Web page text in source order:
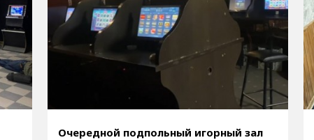
Очередной подпольный игорный зал